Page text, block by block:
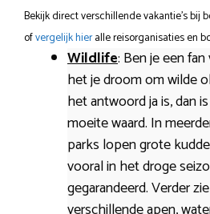
Bekijk direct verschillende vakantie's bij
ofvergelijk hieralle reisorganisaties en
Wildlife: Ben je een
het je droom om wilde
het antwoord ja is, dan
moeite waard. In
parks lopen grote
vooral in het droge
gegarandeerd. Verder